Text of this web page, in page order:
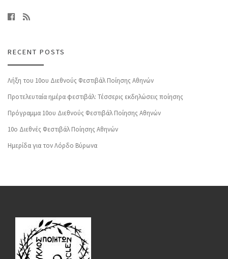
RECENT POSTS
Λήξη του 10ου Διεθνούς Φεστιβάλ Ποίησης Αθηνών
Προτελευταία ημέρα φεστιβάλ: Τέσσερις εκδηλώσεις ποίησης
Πρόγραμμα 10ου Διεθνούς Φεστιβάλ Ποίησης Αθηνών
10o Διεθνές Φεστιβάλ Ποίησης Αθηνών
Ημερίδα για τον Λόρδο Βύρωνα